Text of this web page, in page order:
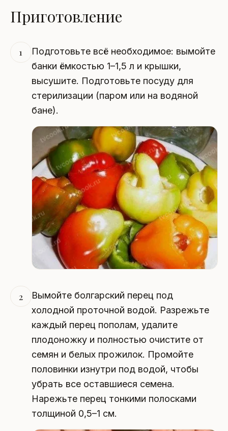
Приготовление
1
Подготовьте всё необходимое: вымойте
банки ёмкостью 1–1,5 л и крышки,
высушите. Подготовьте посуду для
стерилизации (паром или на водяной
бане).
2
Вымойте болгарский перец под
холодной проточной водой. Разрежьте
каждый перец пополам, удалите
плодоножку и полностью очистите от
семян и белых прожилок. Промойте
половинки изнутри под водой, чтобы
убрать все оставшиеся семена.
Нарежьте перец тонкими полосками
толщиной 0,5–1 см.